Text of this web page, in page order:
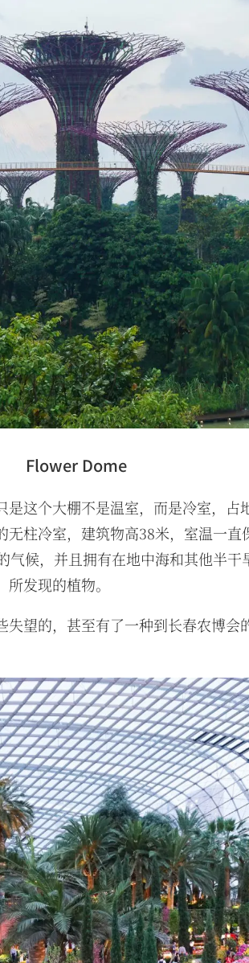
Flower Dome
是这个大棚不是温室，而是冷室，占
无柱冷室，建筑物高38米，室温一直
气候，并且拥有在地中海和其他半干
所发现的植物。
失望的，甚至有了一种到长春农博会